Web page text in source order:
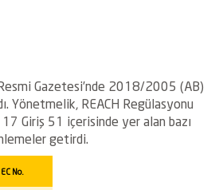
Gazetesi’nde 2018/2005 (AB)
Yönetmelik, REACH Regülasyonu
Giriş 51 içerisinde yer alan bazı
getirdi.
EC No.